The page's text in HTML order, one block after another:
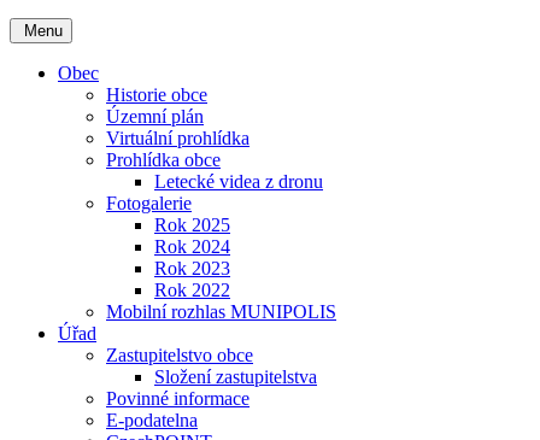
Menu
Obec
Historie obce
Územní plán
Virtuální prohlídka
Prohlídka obce
Letecké videa z dronu
Fotogalerie
Rok 2025
Rok 2024
Rok 2023
Rok 2022
Mobilní rozhlas MUNIPOLIS
Úřad
Zastupitelstvo obce
Složení zastupitelstva
Povinné informace
E-podatelna